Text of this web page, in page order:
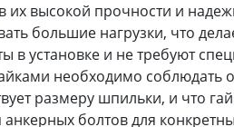
их высокой прочности и
большие нагрузки, что
установке и не требуют
необходимо
размеру шпильки, и что
болтов для